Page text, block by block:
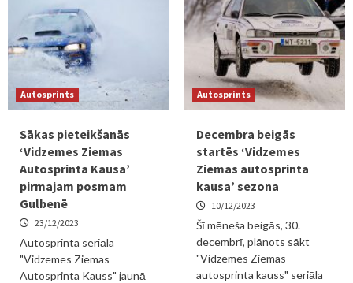
Autosprints
Sākas pieteikšanās
‘Vidzemes Ziemas
Autosprinta Kausa’
pirmajam posmam
Gulbenē
23/12/2023
Autosprinta seriāla
"Vidzemes Ziemas
Autosprinta Kauss" jaunā
Autosprints
Decembra beigās
startēs ‘Vidzemes
Ziemas autosprinta
kausa’ sezona
10/12/2023
Šī mēneša beigās, 30.
decembrī, plānots sākt
"Vidzemes Ziemas
autosprinta kauss" seriāla